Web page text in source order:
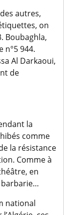
autres,
on
Boubaghla,
n°5 944.
Al Darkaoui,
de
la
comme
la résistance
Comme à
en
barbarie…
national